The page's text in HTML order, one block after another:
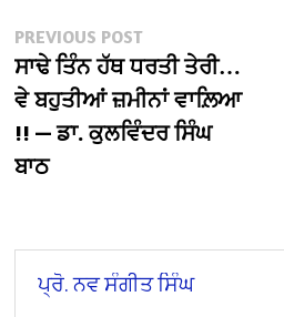
Post
navigation
PREVIOUS POSTPrevious
post:
ਸਾਢੇ ਤਿੰਨ ਹੱਥ ਧਰਤੀ ਤੇਰੀ…
ਵੇ ਬਹੁਤੀਆਂ ਜ਼ਮੀਨਾਂ ਵਾਲ਼ਿਆ
!! — ਡਾ. ਕੁਲਵਿੰਦਰ ਸਿੰਘ
ਬਾਠ
ਪ੍ਰੋ. ਨਵ ਸੰਗੀਤ ਸਿੰਘ